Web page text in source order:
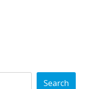
Search